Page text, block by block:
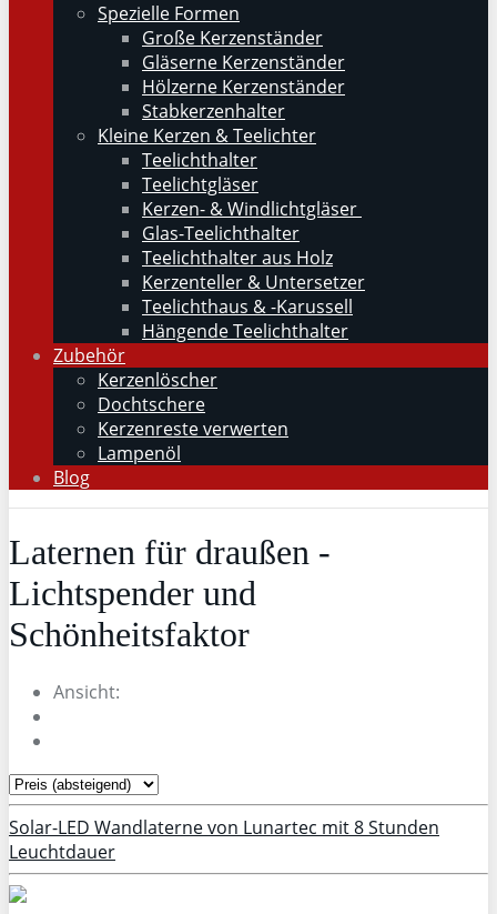
Spezielle Formen
Große Kerzenständer
Gläserne Kerzenständer
Hölzerne Kerzenständer
Stabkerzenhalter
Kleine Kerzen & Teelichter
Teelichthalter
Teelichtgläser
Kerzen- & Windlichtgläser
Glas-Teelichthalter
Teelichthalter aus Holz
Kerzenteller & Untersetzer
Teelichthaus & -Karussell
Hängende Teelichthalter
Zubehör
Kerzenlöscher
Dochtschere
Kerzenreste verwerten
Lampenöl
Blog
Laternen für draußen -
Lichtspender und
Schönheitsfaktor
Ansicht:
Solar-LED Wandlaterne von Lunartec mit 8 Stunden
Leuchtdauer